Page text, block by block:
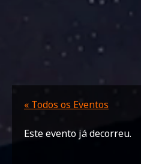
« Todos os Eventos
Este evento já decorreu.